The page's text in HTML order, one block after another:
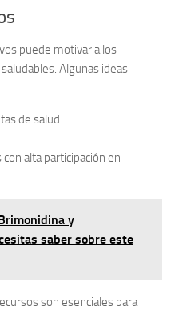
puede motivar a los
Algunas ideas
de salud.
alta participación en
y
saber sobre este
son esenciales para